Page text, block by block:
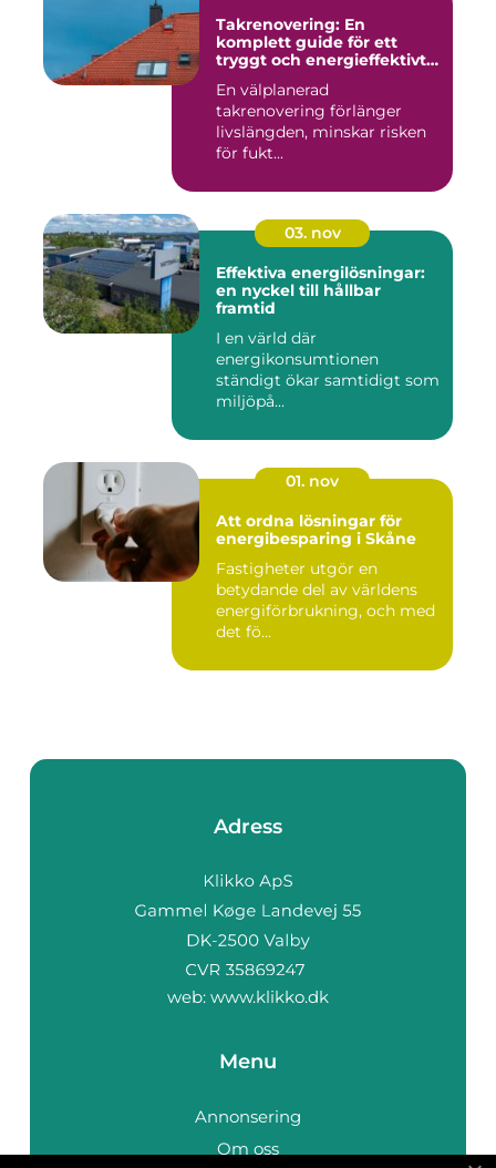
Takrenovering: En
komplett guide för ett
tryggt och energieffektivt
En välplanerad
takrenovering förlänger
livslängden, minskar risken
för fukt...
03. nov
Effektiva energilösningar:
en nyckel till hållbar
framtid
I en värld där
energikonsumtionen
ständigt ökar samtidigt som
miljöpå...
01. nov
Att ordna lösningar för
energibesparing i Skåne
Fastigheter utgör en
betydande del av världens
energiförbrukning, och med
det fö...
Adress
web: www.klikko.dk
Menu
Annonsering
Om oss